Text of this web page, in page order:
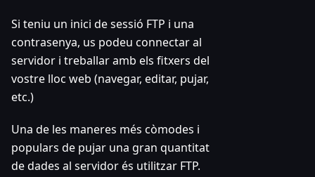
Si teniu un inici de sessió FTP i una
contrasenya, us podeu connectar al
servidor i treballar amb els fitxers del
vostre lloc web (navegar, editar, pujar,
etc.)
Una de les maneres més còmodes i
populars de pujar una gran quantitat
de dades al servidor és utilitzar FTP.